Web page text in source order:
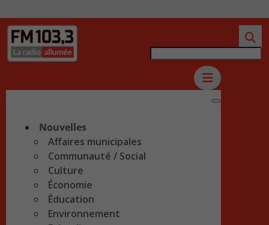
Nouvelles
Affaires municipales
Communauté / Social
Culture
Économie
Éducation
Environnement